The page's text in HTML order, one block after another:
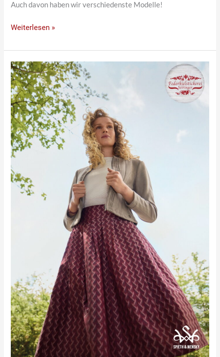
Auch davon haben wir verschiedenste Modelle!
Weiterlesen »
Röcke
in
vielen
Farben